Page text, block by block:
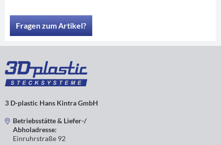
Fragen zum Artikel?
3 D-plastic Hans Kintra GmbH
Betriebsstätte & Liefer-/
Abholadresse:
Einruhrstraße 92